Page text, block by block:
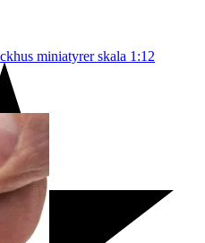
miniatyrer skala 1:12